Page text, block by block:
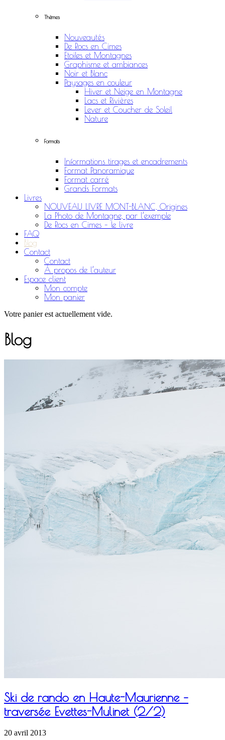
Thèmes
Nouveautés
De Rocs en Cimes
Etoiles et Montagnes
Graphisme et ambiances
Noir et Blanc
Paysages en couleur
Hiver et Neige en Montagne
Lacs et Rivières
Lever et Coucher de Soleil
Nature
Formats
Informations tirages et encadrements
Format Panoramique
Format carré
Grands Formats
Livres
NOUVEAU LIVRE MONT-BLANC, Origines
La Photo de Montagne, par l’exemple
De Rocs en Cimes – le livre
FAQ
Blog
Contact
Contact
À propos de l’auteur
Espace client
Mon compte
Mon panier
Votre panier est actuellement vide.
Blog
Ski de rando en Haute-Maurienne –
traversée Evettes-Mulinet (2/2)
20 avril 2013